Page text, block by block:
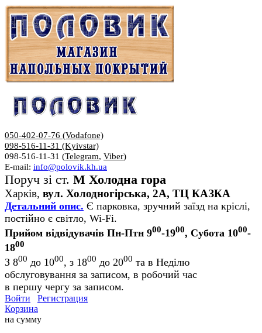
050-402-07-76 (Vodafone)
098-516-11-31 (Kyivstar)
098-516-11-31 (Telegram, Viber)
E-mail: info@polovik.kh.ua
Поруч зі ст. М Холодна гора
Харків, вул. Холодногірська, 2А, ТЦ КАЗКА
Детальний опис. Є парковка, зручний заїзд на кріслі,
постійно є світло, Wi-Fi.
Прийом відвідувачів Пн-Птн 900-1900, Субота 1000-
1800
З 800 до 1000, з 1800 до 2000 та в Неділю
обслуговування за записом, в робочий час
в першу чергу за записом.
Войти
Регистрация
Корзина
на сумму